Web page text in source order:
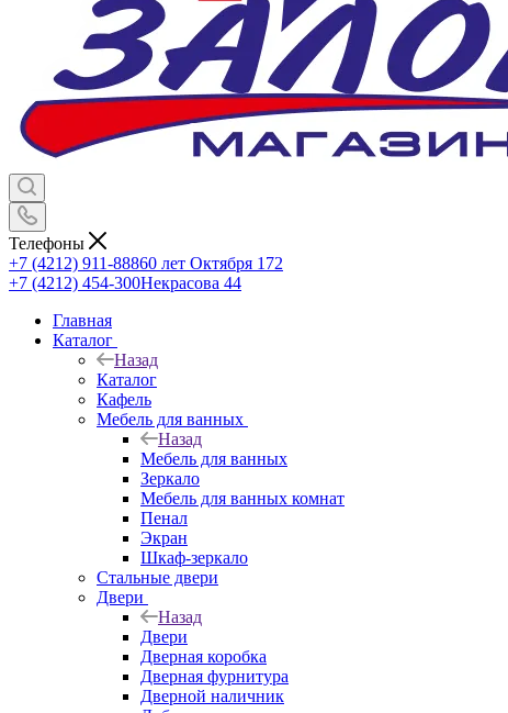
Телефоны
+7 (4212) 911-88860 лет Октября 172
+7 (4212) 454-300Некрасова 44
Главная
Каталог
Назад
Каталог
Кафель
Мебель для ванных
Назад
Мебель для ванных
Зеркало
Мебель для ванных комнат
Пенал
Экран
Шкаф-зеркало
Стальные двери
Двери
Назад
Двери
Дверная коробка
Дверная фурнитура
Дверной наличник